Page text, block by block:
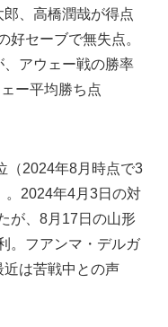
、高橋潤哉が得点
好セーブで無失点。
アウェー戦の勝率
ー平均勝ち点
（2024年8月時点で3
。2024年4月3日の対
が、8月17日の山形
。フアンマ・デルガ
近は苦戦中との声